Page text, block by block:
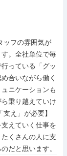
ッフの雰囲気が
。全社単位で毎
っている「グッ
合いながら働く
ニケーションも
乗り越えていけ
え」が必要】
えていく仕事を
くさんの人に支
だと思います。